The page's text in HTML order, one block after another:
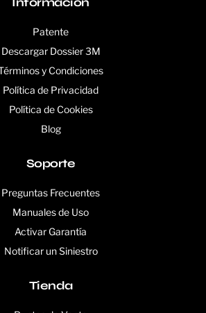
Patente
Descargar Dossier 3M
y Condiciones
Política de Privacidad
Política de Cookies
Blog
Soporte
Preguntas Frecuentes
Manuales de Uso
Activar Garantía
Notificar un Siniestro
Tienda